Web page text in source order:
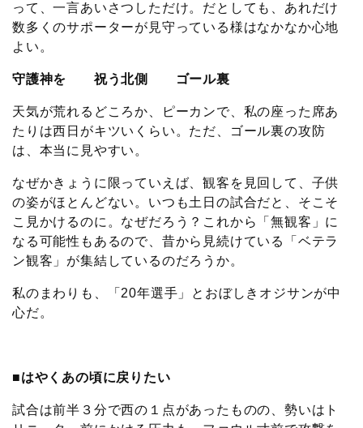
って、一言あいさつしただけ。だとしても、あれだけ
数多くのサポーターが見守っている様はなかなか心地
よい。
守護神を 祝う北側 ゴール裏
天気が荒れるどころか、ピーカンで、私の座った席あ
たりは西日がキツいくらい。ただ、ゴール裏の攻防
は、本当に見やすい。
なぜかきょうに限っていえば、観客を見回して、子供
の姿がほとんどない。いつも土日の試合だと、そこそ
こ見かけるのに。なぜだろう？これから「無観客」に
なる可能性もあるので、昔から見続けている「ベテラ
ン観客」が集結しているのだろうか。
私のまわりも、「20年選手」とおぼしきオジサンが中
心だ。
■はやくあの頃に戻りたい
試合は前半３分で西の１点があったものの、勢いはト